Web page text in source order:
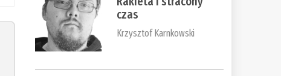
czas
Krzysztof Karnkowski